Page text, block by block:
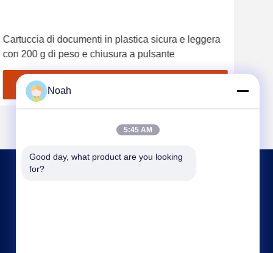
Cartuccia di documenti in plastica sicura e leggera
con 200 g di peso e chiusura a pulsante
Ottieni il miglior prezzo
Noah
5:45 AM
Good day, what product are you looking
for?